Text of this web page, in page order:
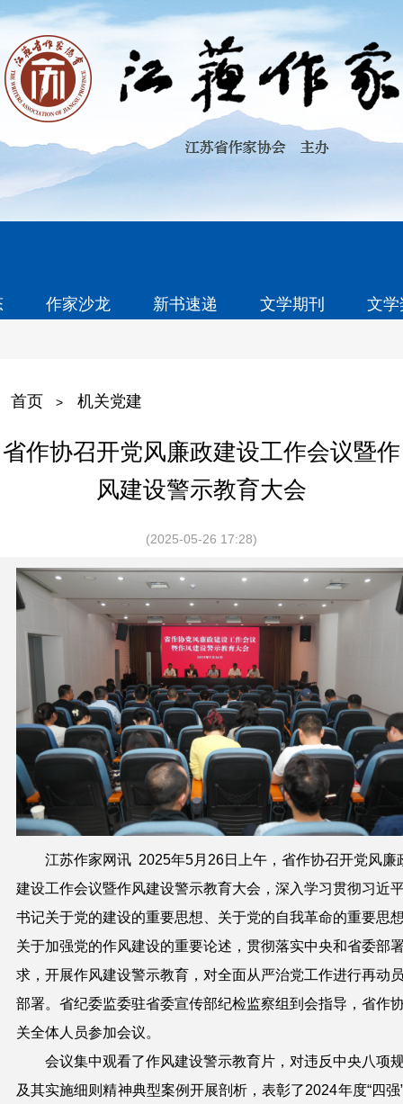
作家沙龙 新书速递 文学期刊 文
首页 > 机关党建
省作协召开党风廉政建设工作会议暨作
风建设警示教育大会
(2025-05-26 17:28)
江苏作家网讯 2025年5月 26日 上午，省作协召开党风廉
建设工作会议暨作风建设警示教育大会 ， 深入学习贯彻习近
书记关于党的建设的重要思想、关于党的自我革命的重要思
关于加强党的作风建设的重要论述， 贯彻落实中央和省委部
求 ， 开展作风建设警示教育，对全面从严治党工作进行再动
部署。 省纪委监委驻省委宣传部纪检监察组到会指导，省作
关全体人员参加会议。
会议集中观看了作风建设警示教育片，对违反中央八项
及其实施细则精神典型案例开展剖析，表彰了2024年度“四强